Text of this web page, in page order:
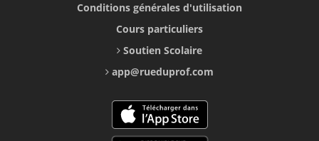
Conditions générales d'utilisation
Cours particuliers
Soutien Scolaire
app@rueduprof.com